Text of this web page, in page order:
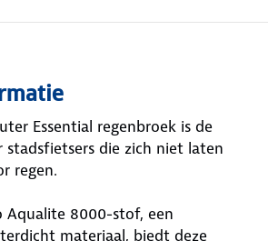
Essential regenbroek is de
stadsfietsers die zich niet laten
regen.
Aqualite 8000-stof, een
materiaal, biedt deze